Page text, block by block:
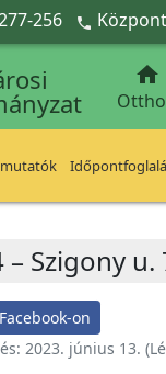
256 

– Szigony
on
2023. június 13.